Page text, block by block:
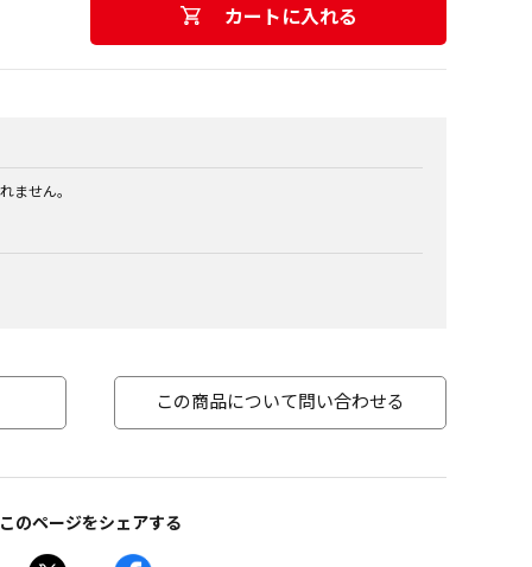
カートに入れる
ません。
この商品について問い合わせる
このページをシェアする